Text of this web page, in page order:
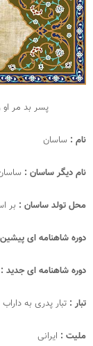
پسر بد مر
نام : ساسان
نام دیگر ساسان :
محل تولد ساسان : بر
دوره شاهنامه ای
دوره شاهنامه ای جدید :
تبار : تبار پدری به
ملیت : ایرانی